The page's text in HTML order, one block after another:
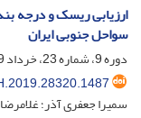
ارزیابی ریسک و درجه
سواحل جنوبی ایران
دوره 9، شماره 23، خرداد 1399، صفحه
سمیرا جعفری آذر؛